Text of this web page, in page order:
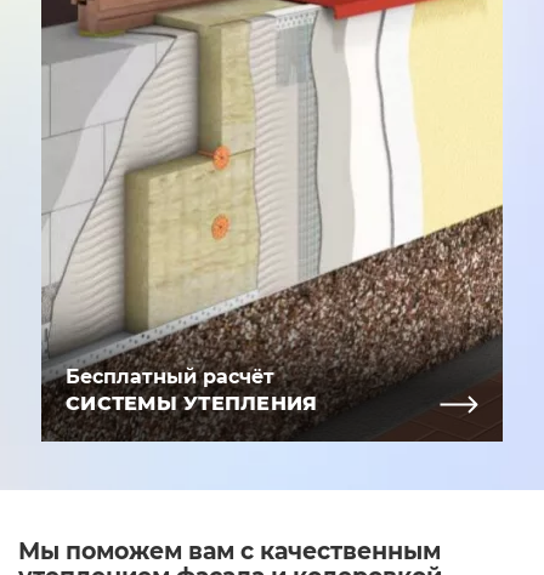
Бесплатный расчёт
СИСТЕМЫ УТЕПЛЕНИЯ
Мы поможем вам с качественным